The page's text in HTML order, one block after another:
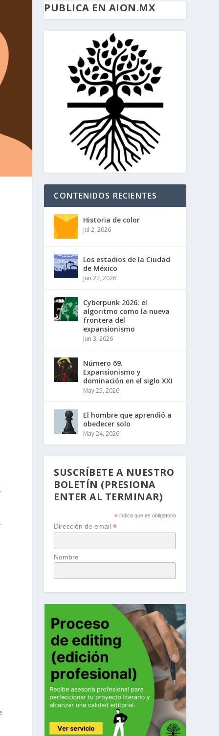
PUBLICA EN AION.MX
CONTENIDOS RECIENTES
Historia de color
Jul 2, 2026
Los estadios de la Ciudad
de México
Jun 22, 2026
Cyberpunk 2026: el
algoritmo como la nueva
frontera del
expansionismo
Jun 3, 2026
Número 69.
Expansionismo y
dominación en el siglo XXI
May 25, 2026
El hombre que aprendió a
obedecer solo
May 24, 2026
SUSCRÍBETE A NUESTRO
BOLETÍN (PRESIONA
ENTER AL TERMINAR)
* indica que es obligatorio
Dirección de email*
Nombre